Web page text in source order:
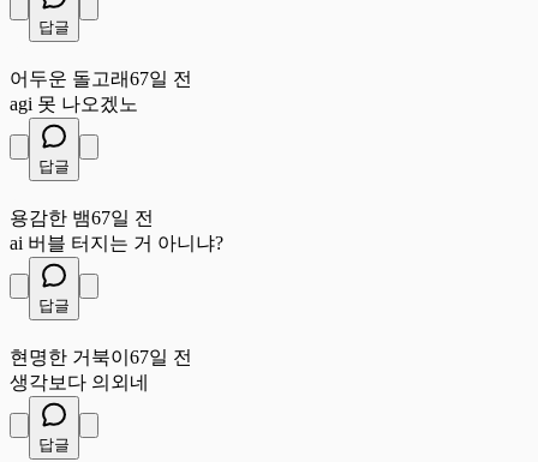
답글
어두운 돌고래67일 전
agi 못 나오겠노
답글
용감한 뱀67일 전
ai 버블 터지는 거 아니냐?
답글
현명한 거북이 67일 전
생각보다 의외네
답글